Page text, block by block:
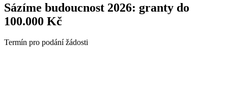
Sázíme budoucnost 2026: granty do
100.000 Kč
Termín pro podání žádosti